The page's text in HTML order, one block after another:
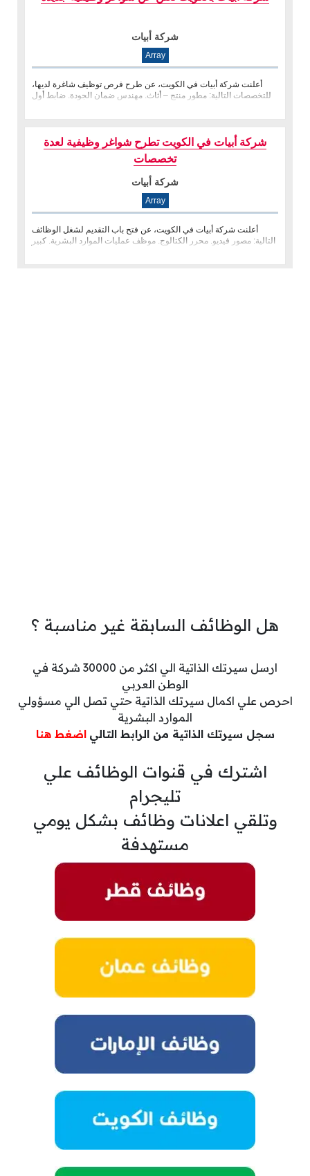
شركة أبيات
Array
أعلنت شركة أبيات في الكويت، عن طرح فرص توظيف شاغرة لديها،
للتخصصات التالية: مطور منتج – أثاث. مهندس ضمان الجودة. ضابط أول
شركة أبيات في الكويت تطرح شواغر وظيفية لعدة
تخصصات
شركة أبيات
Array
أعلنت شركة أبيات في الكويت، عن فتح باب التقديم لشغل الوظائف
التالية: مصور فيديو. محرر الكتالوج. موظف عمليات الموارد البشرية. كبير
هل الوظائف السابقة غير مناسبة ؟
ارسل سيرتك الذاتية الي اكثر من 30000 شركة في
الوطن العربي
احرص علي اكمال سيرتك الذاتية حتي تصل الي مسؤولي
الموارد البشرية
سجل سيرتك الذاتية من الرابط التالي اضغط هنا
اشترك في قنوات الوظائف علي
تليجرام
وتلقي اعلانات وظائف بشكل يومي
مستهدفة